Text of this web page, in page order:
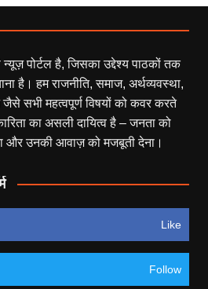
न्यूज़ पोर्टल है, जिसका उद्देश्य पाठकों तक
है। हम राजनीति, समाज, अर्थव्यवस्था,
सभी महत्वपूर्ण विषयों को कवर करते
का असली दायित्व है – जनता को
और उनकी आवाज़ को मजबूती देना।
Like
Follow